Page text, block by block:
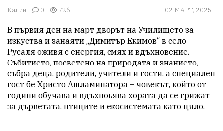
Калин 0 726 02 МАРТ, 2025
В първия ден на март дворът на Училището за
изкуства и занаяти „Димитър Екимов“ в село
Русаля оживя с енергия, смях и вдъхновение.
Събитието, посветено на природата и знанието,
събра деца, родители, учители и гости, а специален
гост бе Христо Ашламинатора – човекът, който от
години обучава и вдъхновява хората да се грижат
за дърветата, птиците и екосистемата като цяло.